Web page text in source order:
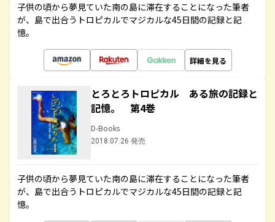
子供の頃から夢見ていた南の島に滞在することになった筆者
が、島で出合うトロピカルでマジカルな45日間の記録と記
憶。
詳細を見る
とろとろトロピカル ある旅の記録と
記憶。 第4巻
D-Books
2018.07.26 発売
子供の頃から夢見ていた南の島に滞在することになった筆者
が、島で出合うトロピカルでマジカルな45日間の記録と記
憶。